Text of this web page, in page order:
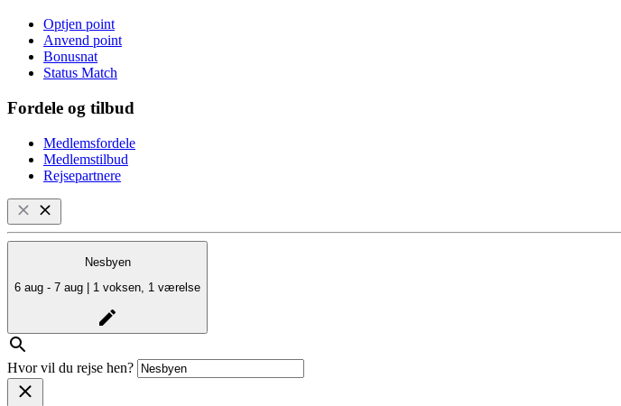
Optjen point
Anvend point
Bonusnat
Status Match
Fordele og tilbud
Medlemsfordele
Medlemstilbud
Rejsepartnere
Nesbyen
6 aug - 7 aug | 1 voksen, 1 værelse
Hvor vil du rejse hen?